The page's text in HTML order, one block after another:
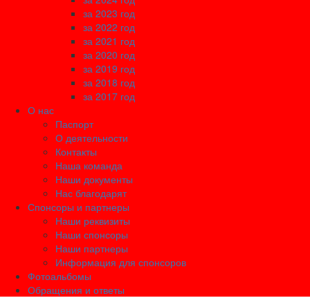
за 2023 год
за 2022 год
за 2021 год
за 2020 год
за 2019 год
за 2018 год
за 2017 год
О нас
Паспорт
О деятельности
Контакты
Наша команда
Наши документы
Нас благодарят
Спонсоры и партнеры
Наши реквизиты
Наши спонсоры
Наши партнеры
Информация для спонсоров
Фотоальбомы
Обращения и ответы